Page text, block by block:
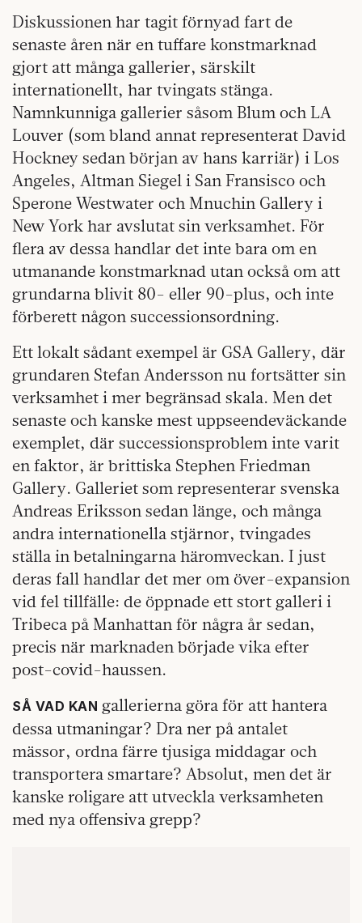
Diskussionen har tagit förnyad fart de
senaste åren när en tuffare konstmarknad
gjort att många gallerier, särskilt
internationellt, har tvingats stänga.
Namnkunniga gallerier såsom Blum och LA
Louver (som bland annat representerat David
Hockney sedan början av hans karriär) i Los
Angeles, Altman Siegel i San Fransisco och
Sperone Westwater och Mnuchin Gallery i
New York har avslutat sin verksamhet. För
flera av dessa handlar det inte bara om en
utmanande konstmarknad utan också om att
grundarna blivit 80- eller 90-plus, och inte
förberett någon successionsordning.
Ett lokalt sådant exempel är GSA Gallery, där
grundaren Stefan Andersson nu fortsätter sin
verksamhet i mer begränsad skala. Men det
senaste och kanske mest uppseendeväckande
exemplet, där successionsproblem inte varit
en faktor, är brittiska Stephen Friedman
Gallery. Galleriet som representerar svenska
Andreas Eriksson sedan länge, och många
andra internationella stjärnor, tvingades
ställa in betalningarna häromveckan. I just
deras fall handlar det mer om över-expansion
vid fel tillfälle: de öppnade ett stort galleri i
Tribeca på Manhattan för några år sedan,
precis när marknaden började vika efter
post-covid-haussen.
SÅ VAD KAN gallerierna göra för att hantera
dessa utmaningar? Dra ner på antalet
mässor, ordna färre tjusiga middagar och
transportera smartare? Absolut, men det är
kanske roligare att utveckla verksamheten
med nya offensiva grepp?